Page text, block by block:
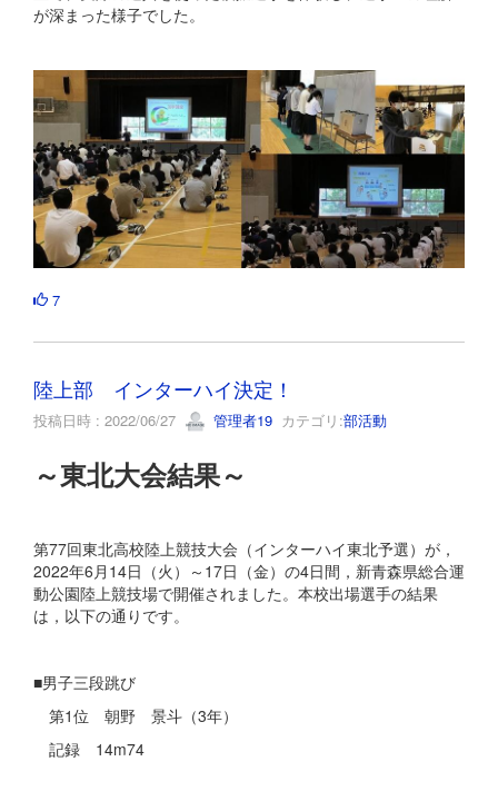
が深まった様子でした。
7
陸上部 インターハイ決定！
投稿日時 : 2022/06/27 管理者19 カテゴリ:部活動
～東北大会結果～
第77回東北高校陸上競技大会（インターハイ東北予選）が，
2022年6月14日（火）～17日（金）の4日間，新青森県総合運
動公園陸上競技場で開催されました。本校出場選手の結果
は，以下の通りです。
■男子三段跳び
第1位 朝野 景斗（3年）
記録 14m74